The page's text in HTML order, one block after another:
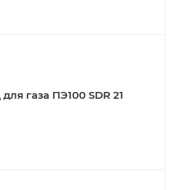
газа ПЭ100 SDR 21